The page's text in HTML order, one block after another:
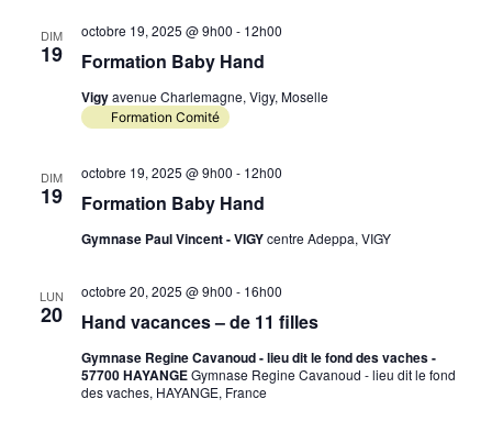
DIM
19 Formation Baby Hand
octobre 19, 2025 @ 9h00 - 12h00
Vigyavenue Charlemagne, Vigy, Moselle
Formation Comité
DIM
19 Formation Baby Hand
octobre 19, 2025 @ 9h00 - 12h00
Gymnase Paul Vincent - VIGYcentre Adeppa, VIGY
LUN
20 Hand vacances – de 11 filles
octobre 20, 2025 @ 9h00 - 16h00
Gymnase Regine Cavanoud - lieu dit le fond des vaches -
57700 HAYANGEGymnase Regine Cavanoud - lieu dit le fond
des vaches, HAYANGE, France